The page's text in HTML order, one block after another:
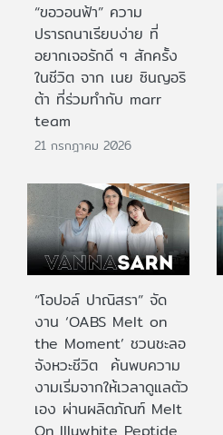
“ขอวอนฟ้า” ความ
ปรารถนาเรียบง่าย ที่
อยากเจอรักดี ๆ สักครั้ง
ในชีวิต จาก เนย ซินญอริ
ต้า ที่ร่วมทำกับ marr
team
21 กรกฎาคม 2026
“โอปอล์ ปาณิสรา” จัด
งาน ‘OABS Melt on
the Moment’ ชวนชะลอ
จังหวะชีวิต ค้นพบความ
งามเริ่มจากให้เวลาดูแลตัว
เอง ผ่านผลิตภัณฑ์ Melt